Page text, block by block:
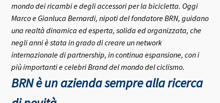
mondo dei ricambi e degli accessori per la bicicletta. Oggi
Marco e Gianluca Bernardi, nipoti del fondatore BRN, guidano
una realtà dinamica ed esperta, solida ed organizzata, che
negli anni è stata in grado di creare un network
internazionale di partnership, in continua espansione, con i
più importanti e celebri Brand del mondo del ciclismo.
BRN è un azienda sempre alla ricerca